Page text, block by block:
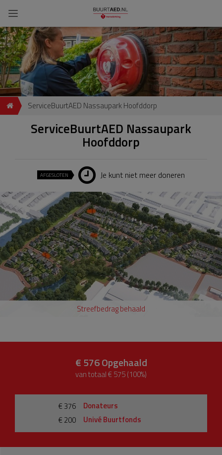
ServiceBuurtAED Nassaupark Hoofddorp
ServiceBuurtAED Nassaupark
Hoofddorp
AFGESLOTEN Je kunt niet meer doneren
Streefbedrag behaald
€ 576Opgehaald
van totaal € 575 (100%)
€ 376
Donateurs
€ 200
Univé Buurtfonds